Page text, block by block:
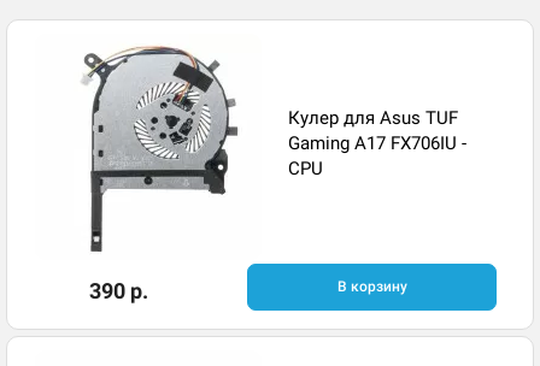
Кулер для Asus TUF
Gaming A17 FX706IU -
CPU
390 р. В корзину